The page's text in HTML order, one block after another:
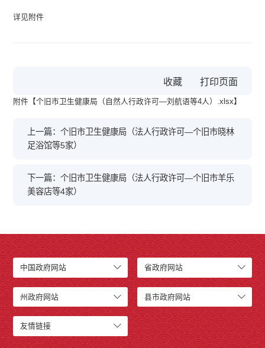
详见附件
收藏
附件【个旧市卫生健康局（自然人行政许可—刘航语等4人）.xlsx】
上一篇：个旧市卫生健康局（法人行政许可—个旧市晓林
足浴馆等5家）
下一篇：个旧市卫生健康局（法人行政许可—个旧市羊乐
美容店等4家）
中国政府网站 省政府网站
州政府网站 县市政府网站
友情链接